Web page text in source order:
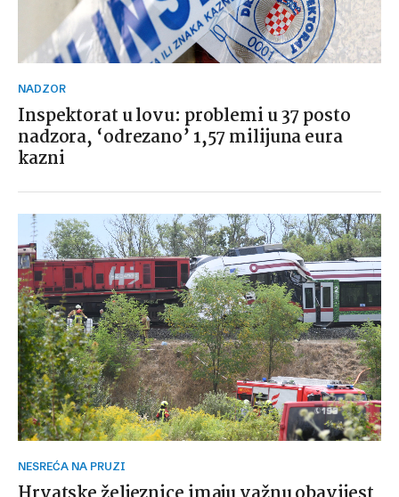
NADZOR
Inspektorat u lovu: problemi u 37 posto
nadzora, ‘odrezano’ 1,57 milijuna eura
kazni
NESREĆA NA PRUZI